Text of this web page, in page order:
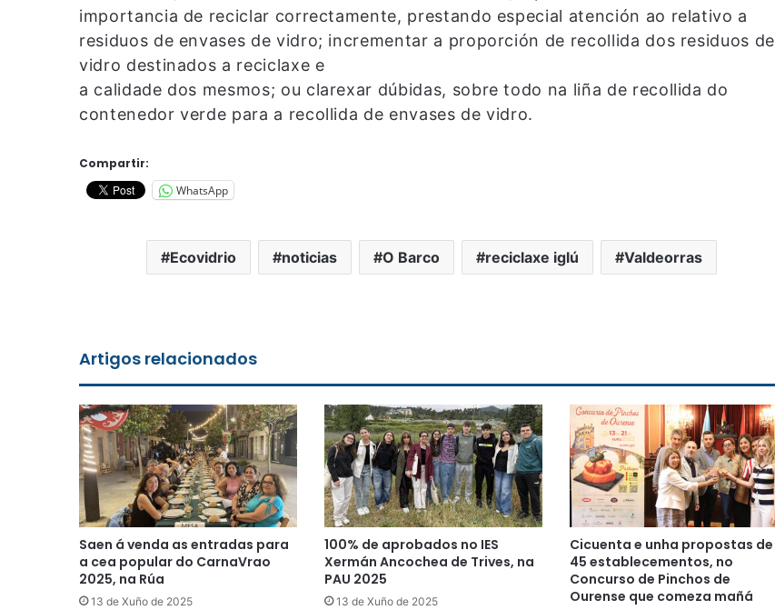
importancia de reciclar correctamente, prestando especial atención ao relativo a
residuos de envases de vidro; incrementar a proporción de recollida dos residuos de
vidro destinados a reciclaxe e
a calidade dos mesmos; ou clarexar dúbidas, sobre todo na liña de recollida do
contenedor verde para a recollida de envases de vidro.
Compartir:
WhatsApp
Ecovidrio noticias O Barco reciclaxe iglú Valdeorras
Artigos relacionados
Saen á venda as entradas para
a cea popular do CarnaVrao
2025, na Rúa
13 de Xuño de 2025
100% de aprobados no IES
Xermán Ancochea de Trives, na
PAU 2025
13 de Xuño de 2025
Cicuenta e unha propostas de
45 establecementos, no
Concurso de Pinchos de
Ourense que comeza mañá